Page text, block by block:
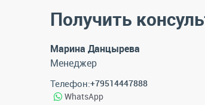
Получить
Марина Данцырева
Менеджер
Телефон:+79514447888
WhatsApp